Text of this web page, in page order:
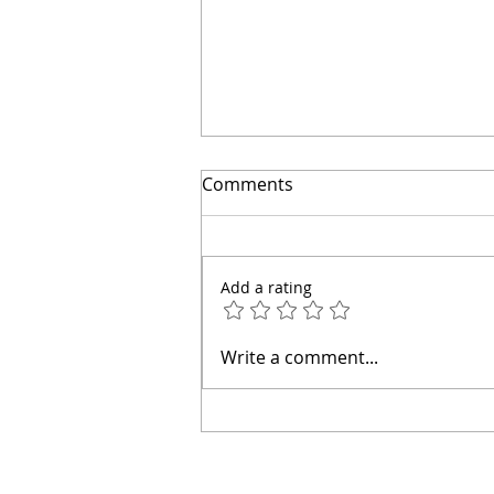
👋 Hola, soy el arquitecto
Comments
Add a rating
Write a comment...